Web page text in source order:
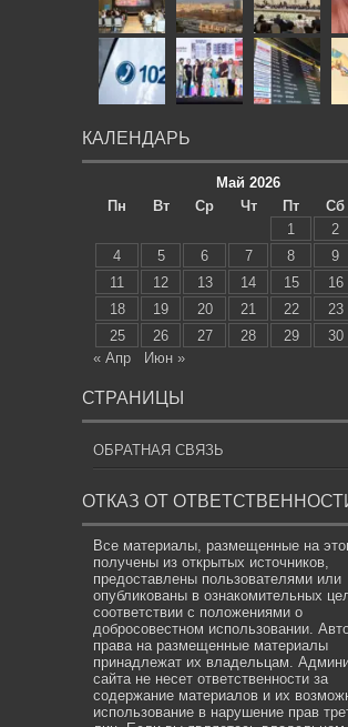
КАЛЕНДАРЬ
Май 2026
Пн
Вт Ср Чт Пт Сб
1
2
4
5 6 7 8 9
11
12 13 14 15 16
18
19 20 21 22 23
25
26 27 28 29 30
« Апр
Июн »
СТРАНИЦЫ
ОБРАТНАЯ СВЯЗЬ
ОТКАЗ ОТ
Все материалы, размещенные на
получены из открытых источников,
предоставлены пользователями или
опубликованы в ознакомительных
соответствии с положениями о
добросовестном использовании.
права на размещенные материалы
принадлежат их владельцам.
сайта не несет ответственности за
содержание материалов и их
использование в нарушение прав